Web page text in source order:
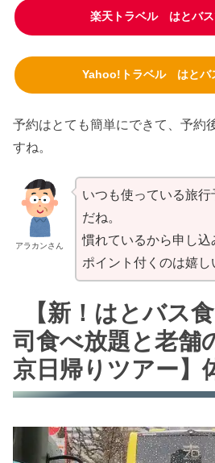
楽天トラベル はとバス
Yahoo!トラベル はとバ
予約はとても簡単にできて、予約
すね。
アラカンさん
いつも使っている旅
だね。
慣れているから申し込
ポイント付くのは嬉し
【新！はとバス
司食べ放題と老舗
京日帰りツアー】